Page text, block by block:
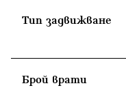
Тип задвижване
Брой врати